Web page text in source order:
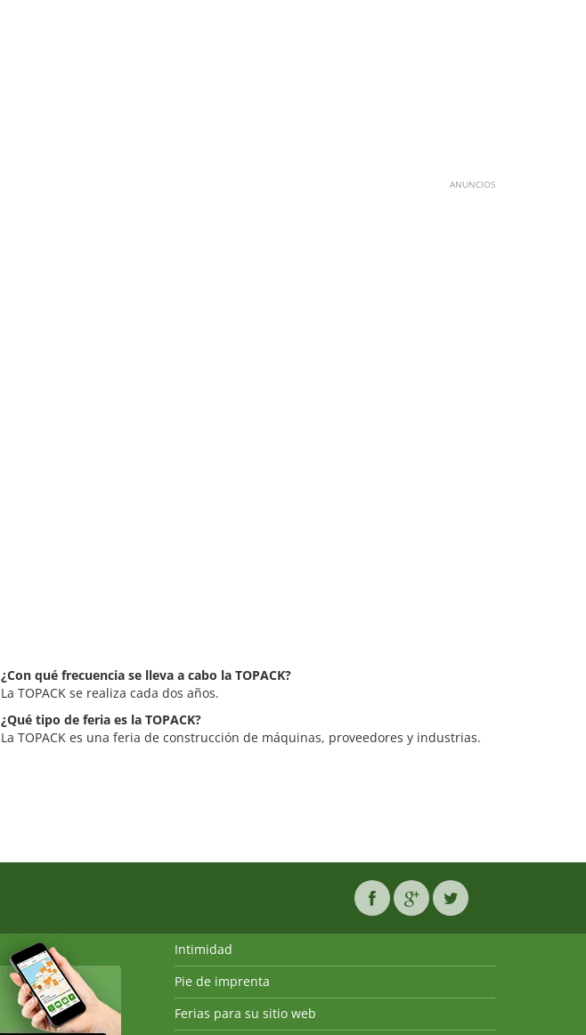
ANUNCIOS
¿Con qué frecuencia se lleva a cabo la TOPACK?
La TOPACK se realiza cada dos años.
¿Qué tipo de feria es la TOPACK?
La TOPACK es una feria de construcción de máquinas, proveedores y industrias.
Intimidad
Pie de imprenta
Ferias para su sitio web